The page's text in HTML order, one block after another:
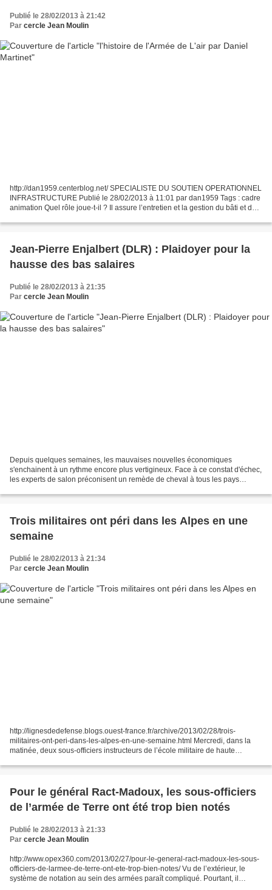
Publié le 28/02/2013 à 21:42
Par cercle Jean Moulin
http://dan1959.centerblog.net/ SPECIALISTE DU SOUTIEN OPERATIONNEL
INFRASTRUCTURE Publié le 28/02/2013 à 11:01 par dan1959 Tags : cadre
animation Quel rôle joue-t-il ? Il assure l’entretien et la gestion du bâti et du
Jean-Pierre Enjalbert (DLR) : Plaidoyer pour la
hausse des bas salaires
Publié le 28/02/2013 à 21:35
Par cercle Jean Moulin
Depuis quelques semaines, les mauvaises nouvelles économiques
s'enchainent à un rythme encore plus vertigineux. Face à ce constat d'échec,
les experts de salon préconisent un remède de cheval à tous les pays
Trois militaires ont péri dans les Alpes en une
semaine
Publié le 28/02/2013 à 21:34
Par cercle Jean Moulin
http://lignesdedefense.blogs.ouest-france.fr/archive/2013/02/28/trois-
militaires-ont-peri-dans-les-alpes-en-une-semaine.html Mercredi, dans la
matinée, deux sous-officiers instructeurs de l’école militaire de haute
Pour le général Ract-Madoux, les sous-officiers
de l’armée de Terre ont été trop bien notés
Publié le 28/02/2013 à 21:33
Par cercle Jean Moulin
http://www.opex360.com/2013/02/27/pour-le-general-ract-madoux-les-sous-
officiers-de-larmee-de-terre-ont-ete-trop-bien-notes/ Vu de l’extérieur, le
système de notation au sein des armées paraît compliqué. Pourtant, il